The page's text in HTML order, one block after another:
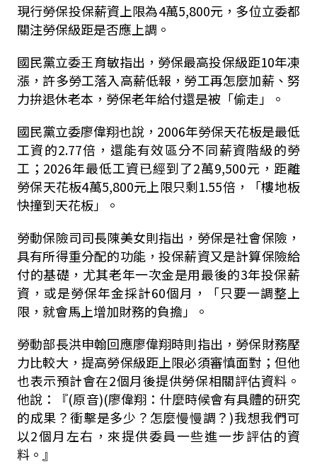
現行勞保投保薪資上限為4萬5,800元，多位立委都
關注勞保級距是否應上調。
國民黨立委王育敏指出，勞保最高投保級距10年凍
漲，許多勞工落入高薪低報，勞工再怎麼加薪、努
力拚退休老本，勞保老年給付還是被「偷走」。
國民黨立委廖偉翔也說，2006年勞保天花板是最低
工資的2.77倍，還能有效區分不同薪資階級的勞
工；2026年最低工資已經到了2萬9,500元，距離
勞保天花板4萬5,800元上限只剩1.55倍，「樓地板
快撞到天花板」。
勞動保險司司長陳美女則指出，勞保是社會保險，
具有所得重分配的功能，投保薪資又是計算保險給
付的基礎，尤其老年一次金是用最後的3年投保薪
資，或是勞保年金採計60個月，「只要一調整上
限，就會馬上增加財務的負擔」。
勞動部長洪申翰回應廖偉翔時則指出，勞保財務壓
力比較大，提高勞保級距上限必須審慎面對；但他
也表示預計會在2個月後提供勞保相關評估資料。
他說：『(原音)(廖偉翔：什麼時候會有具體的研究
的成果？衝擊是多少？怎麼慢慢調？)我想我們可
以2個月左右，來提供委員一些進一步評估的資
料。』